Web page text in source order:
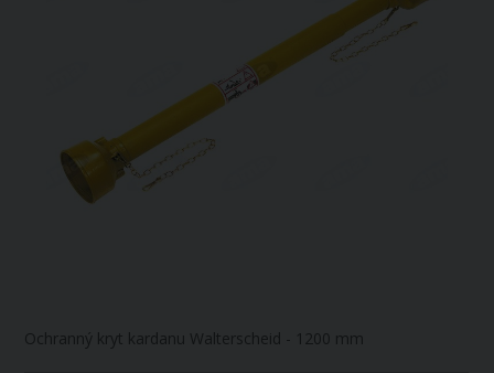
Ochranný kryt kardanu Walterscheid - 1200 mm